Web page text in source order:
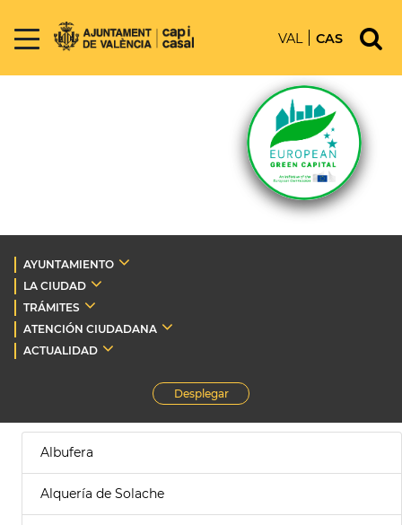
VAL CAS
AYUNTAMIENTO
LA CIUDAD
TRÁMITES
ATENCIÓN CIUDADANA
ACTUALIDAD
Desplegar
Albufera
Alquería de Solache